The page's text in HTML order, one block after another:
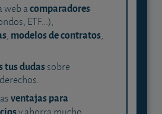
web acomparadores
ETF...),
, modelos de contratos,
tus dudassobre
ventajas para